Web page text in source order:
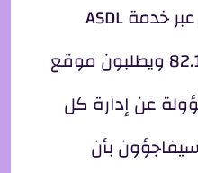
الاتصالات الذين يتصلون عبر خدمة ASDL
والبروكسي 82.137.200.17 ويطلبون موقع
عن إدارة كل
سيفاجؤون بأن